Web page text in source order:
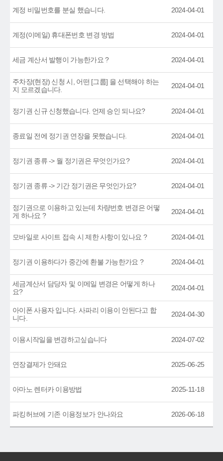
계정 비밀번호를 분실 했습니다. 2024-04-01
계정(이메일) 휴대폰번호 변경 방법 2024-04-01
세금 계산서 발행이 가능한가요 ? 2024-04-01
주차장(현장) 신청 시, 어떤 [그룹] 을 선택해야 하는
지 모르겠습니다.
2024-04-01
정기권 신규 신청했습니다. 언제 승인 되나요? 2024-04-01
종료일 전에 정기권 연장을 못했습니다. 2024-04-01
정기권 종류 -> 월 정기권은 무엇인가요? 2024-04-01
정기권 종류 -> 기간 정기권은 무엇인가요? 2024-04-01
정기권으로 이용하고 있는데 차량번호 변경은 어떻
게 하나요 ?
2024-04-01
모바일로 사이트 접속 시 제한 사항이 있나요 ? 2024-04-01
정기권 이용하다가 중간에 환불 가능한가요 ? 2024-04-01
세금계산서 담당자 및 이메일 변경은 어떻게 하나
요?
2024-04-01
아이폰 사용자 입니다. 사파리 이용이 안된다고 합
니다.
2024-04-30
이용시작일을 변경하고싶습니다 2024-07-02
연장결제가 안돼요 2025-06-25
아마노 렌터카 이용방법 2025-11-18
파킹허브에 기존 이용정보가 안나와요 2026-06-18